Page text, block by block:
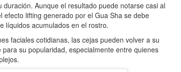
Aunque el resultado puede notarse casi al
lifting generado por el Gua Sha se debe
líquidos acumulados en el rostro.
faciales cotidianas, las cejas pueden volver a su
su popularidad, especialmente entre quienes